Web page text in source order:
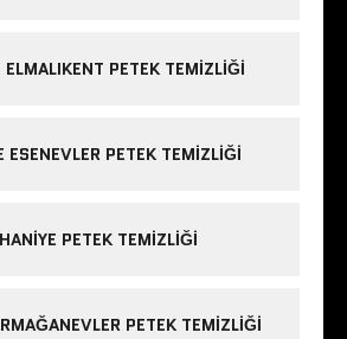
ELMALIKENT PETEK TEMIZLIĞI
ESENEVLER PETEK TEMIZLIĞI
PETEK TEMIZLIĞI
PETEK TEMIZLIĞI